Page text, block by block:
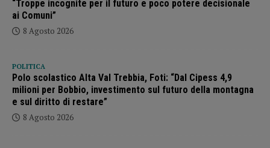
“Troppe incognite per il futuro e poco potere decisionale
ai Comuni”
8 Agosto 2026
POLITICA
Polo scolastico Alta Val Trebbia, Foti: “Dal Cipess 4,9
milioni per Bobbio, investimento sul futuro della montagna
e sul diritto di restare”
8 Agosto 2026